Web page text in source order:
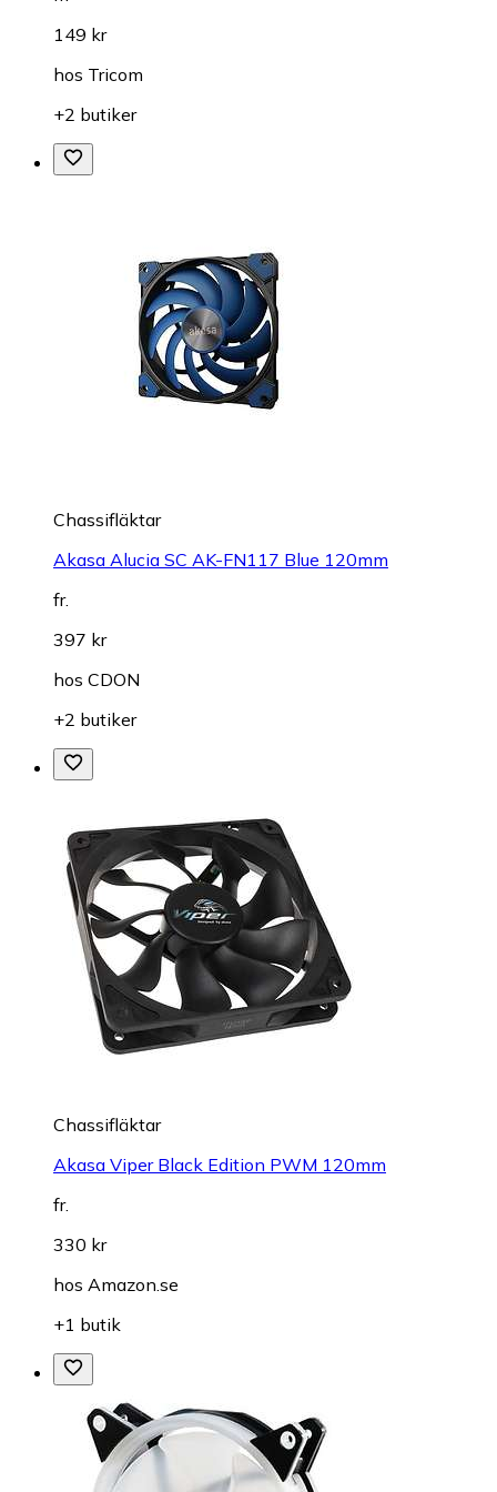
149 kr
hos Tricom
+2 butiker
Chassifläktar
Akasa Alucia SC AK-FN117 Blue 120mm
fr.
397 kr
hos CDON
+2 butiker
Chassifläktar
Akasa Viper Black Edition PWM 120mm
fr.
330 kr
hos Amazon.se
+1 butik